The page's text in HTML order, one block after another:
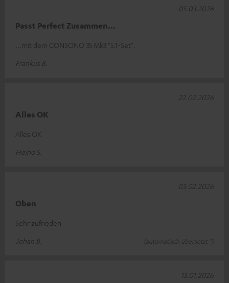
Passt Perfect Zusammen...
...mit dem CONSONO 35 Mk3 "5.1-Set".
Frankus B.
05.03.2026
Alles OK
Alles OK
Heino S.
22.02.2026
Oben
Sehr zufrieden
Johan B.
(automatisch übersetzt *)
03.02.2026
13.01.2026